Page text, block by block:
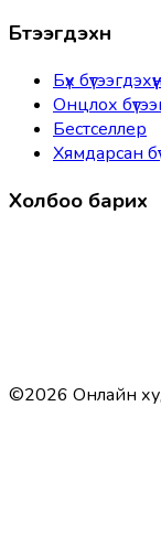
Бүтээгдэхүүн
Бүх бүтээгдэхүүн
Онцлох
Бестселлер
Хямдарсан
Холбоо барих
©2026 Онлайн